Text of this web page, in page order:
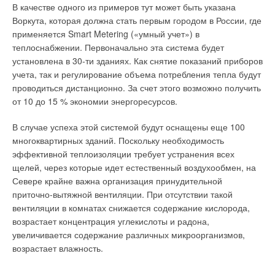
В качестве одного из примеров тут может быть указана
Воркута, которая должна стать первым городом в России, где
применяется Smart Metering («умный учет») в
теплоснабжении. Первоначально эта система будет
установлена в 30-ти зданиях. Как снятие показаний приборов
учета, так и регулирование объема потребления тепла будут
проводиться дистанционно. За счет этого возможно получить
от 10 до 15 % экономии энергоресурсов.
В случае успеха этой системой будут оснащены еще 100
многоквартирных зданий. Поскольку необходимость
эффективной теплоизоляции требует устранения всех
щелей, через которые идет естественный воздухообмен, на
Севере крайне важна организация принудительной
приточно-вытяжной вентиляции. При отсутствии такой
вентиляции в комнатах снижается содержание кислорода,
возрастает концентрация углекислоты и радона,
увеличивается содержание различных микроорганизмов,
возрастает влажность.
При проведении балансовых испытаний в составе режимных
параметров когенераторов нужна инструментальная оценка
фактической величины коэффициента когенерации (в
зависимости от доли сброса теплоты), и с учетом его
изменения на частичных нагрузках (включая нижнюю
границу эксплуатационного диапазона) осуществлять выбор
основного оборудования когенерационных установок.
При этом следует предпочитать установки с
высокотемпературными системами охлаждения. В источнике
[5] приведены описание работы, состав оборудования и
технические характеристики блочных паровых
турбоагрегатов (мини-ТЭЦ), газотурбинных электростанций
(ГТЭС), газопоршневых и дизельных электростанций,
предназначенных для производства электрической и
тепловой энергии (в т.ч. с возможностью реализации в них
принципа когенерации).